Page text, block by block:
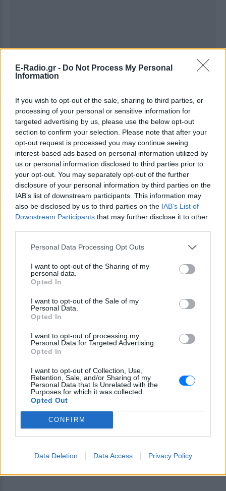
E-Radio.gr - Do Not Process My Personal
Information
If you wish to opt-out of the sale, sharing to third parties, or
processing of your personal or sensitive information for
targeted advertising by us, please use the below opt-out
section to confirm your selection. Please note that after your
opt-out request is processed you may continue seeing
interest-based ads based on personal information utilized by
us or personal information disclosed to third parties prior to
your opt-out. You may separately opt-out of the further
disclosure of your personal information by third parties on the
IAB’s list of downstream participants. This information may
also be disclosed by us to third parties on the IAB’s List of
Downstream Participants that may further disclose it to other
Personal Data Processing Opt Outs
I want to opt-out of the Sharing of my
personal data.
Opted In
I want to opt-out of the Sale of my
Personal Data.
Opted In
I want to opt-out of processing my
Personal Data for Targeted Advertising.
Opted In
I want to opt-out of Collection, Use,
Retention, Sale, and/or Sharing of my
Personal Data that Is Unrelated with the
Purposes for which it was collected.
Opted Out
CONFIRM
Data Deletion Data Access Privacy Policy
Ακολουθήστε το E-Radio.gr στοGoogle News
και μάθετε πρώτοιτα πιο hot νέα .
Για ακόμη περισσότερα νέα